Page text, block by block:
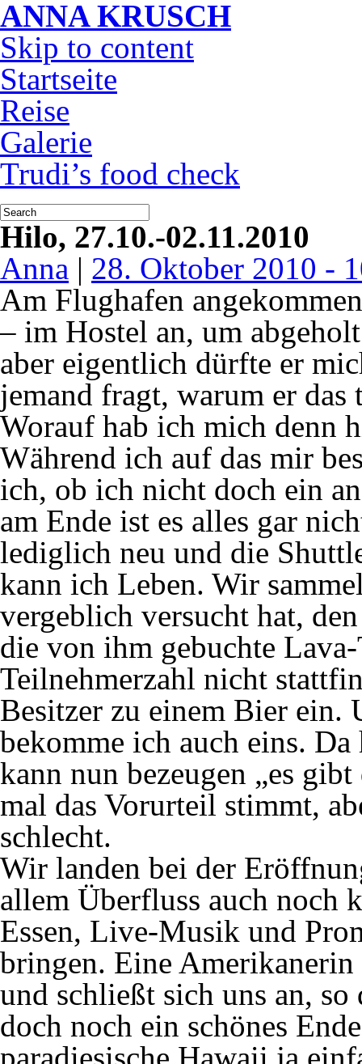
ANNA KRUSCH
Skip to content
Startseite
Reise
Galerie
Trudi’s food check
Hilo, 27.10.-02.11.2010
Anna | 28. Oktober 2010 -
Am Flughafen
– im Hostel an, um
aber eigentlich dürfte er
jemand fragt, warum er
Worauf hab ich mich denn
Während ich auf das mir
ich, ob ich nicht doch ein
am Ende ist es alles gar
lediglich neu und die
kann ich Leben. Wir
vergeblich versucht hat,
die von ihm gebuchte
Teilnehmerzahl nicht
Besitzer zu einem Bier ein.
bekomme ich auch eins.
kann nun bezeugen „es
mal das Vorurteil stimmt,
schlecht.
Wir landen bei der
allem Überfluss auch noch
Essen, Live-Musik und
bringen. Eine
und schließt sich uns an,
doch noch ein schönes